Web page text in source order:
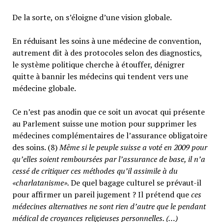
De la sorte, on s’éloigne d’une vision globale.
En réduisant les soins à une médecine de convention,
autrement dit à des protocoles selon des diagnostics,
le système politique cherche à étouffer, dénigrer
quitte à bannir les médecins qui tendent vers une
médecine globale.
Ce n’est pas anodin que ce soit un avocat qui présente
au Parlement suisse une motion pour supprimer les
médecines complémentaires de l’assurance obligatoire
des soins. (8)Même si le peuple suisse a voté en 2009 pour
qu’elles soient remboursées par l’assurance de base, il n’a
cessé de critiquer ces méthodes qu’il assimile à du
«charlatanisme».De quel bagage culturel se prévaut-il
pour affirmer un pareil jugement ? Il prétend queces
médecines alternatives ne sont rien d’autre que le pendant
médical de croyances religieuses personnelles. (…)